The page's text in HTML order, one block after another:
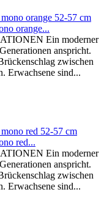
orange...
Ein moderner
anspricht.
zwischen
Erwachsene sind...
red...
Ein moderner
anspricht.
zwischen
Erwachsene sind...